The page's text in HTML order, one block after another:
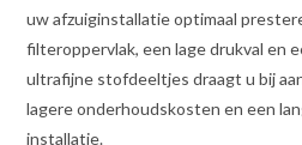
uw afzuiginstallatie optimaal
filteroppervlak, een lage drukval en
ultrafijne stofdeeltjes draagt u bij
lagere onderhoudskosten en een
installatie.